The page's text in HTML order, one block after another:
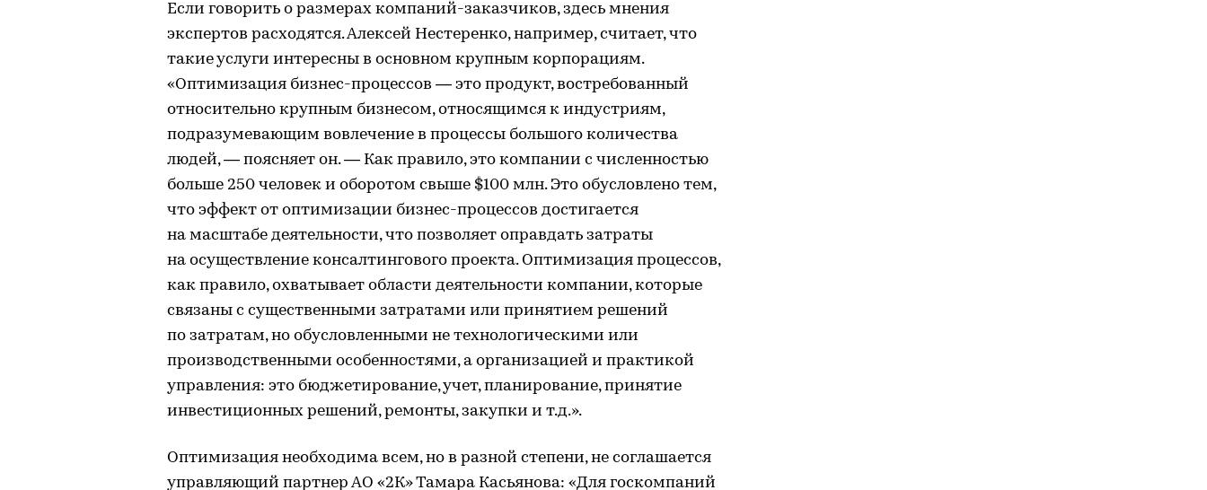
Если говорить о размерах компаний-заказчиков, здесь мнения
экспертов расходятся. Алексей Нестеренко, например, считает, что
такие услуги интересны в основном крупным корпорациям.
«Оптимизация бизнес-процессов — это продукт, востребованный
относительно крупным бизнесом, относящимся к индустриям,
подразумевающим вовлечение в процессы большого количества
людей, — поясняет он. — Как правило, это компании с численностью
больше 250 человек и оборотом свыше $100 млн. Это обусловлено тем,
что эффект от оптимизации бизнес-процессов достигается
на масштабе деятельности, что позволяет оправдать затраты
на осуществление консалтингового проекта. Оптимизация процессов,
как правило, охватывает области деятельности компании, которые
связаны с существенными затратами или принятием решений
по затратам, но обусловленными не технологическими или
производственными особенностями, а организацией и практикой
управления: это бюджетирование, учет, планирование, принятие
инвестиционных решений, ремонты, закупки и т.д.».
Оптимизация необходима всем, но в разной степени, не соглашается
управляющий партнер АО «2К» Тамара Касьянова: «Для госкомпаний